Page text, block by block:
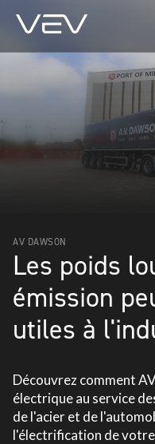
AV DAWSON
Les poids
émission
utiles à
Découvrez comment
électrique au service
de l'acier et de
l'électrification de